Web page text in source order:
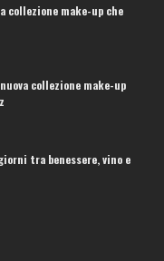
collezione make-up che
nuova collezione make-up
tra benessere, vino e